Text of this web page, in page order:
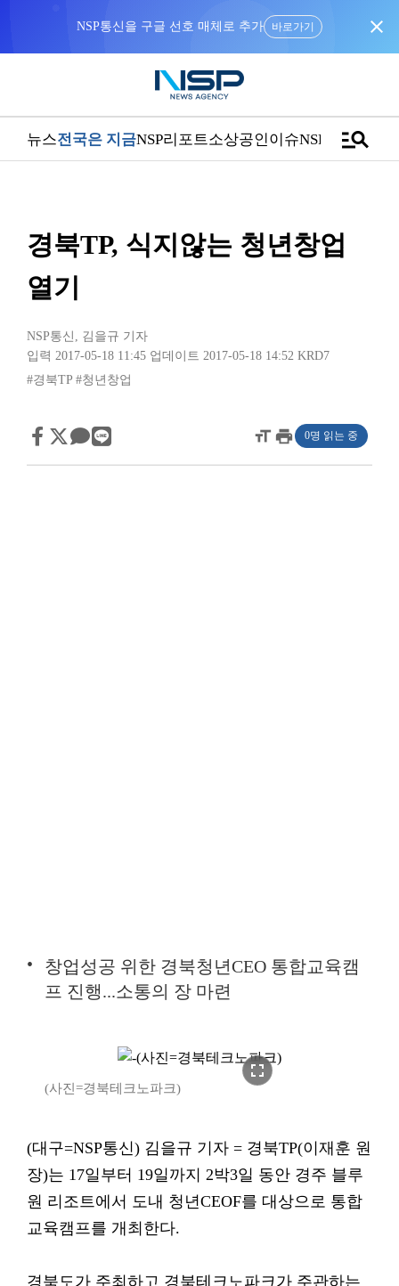
NSP통신을 구글 선호 매체로 추가 바로가기 close
뉴스전국은 지금NSP리포트소상공인이슈NSPTVmanage_search
경북TP, 식지않는 청년창업
열기
NSP통신 , 김을규 기자
입력 2017-05-18 11:45 업데이트 2017-05-18 14:52 KRD7
#경북TP #청년창업
format_sizeprint 0명 읽는 중
창업성공 위한 경북청년CEO 통합교육캠
프 진행...소통의 장 마련
fullscreen
(사진=경북테크노파크)
(대구=NSP통신) 김을규 기자 = 경북TP(이재훈 원
장)는 17일부터 19일까지 2박3일 동안 경주 블루
원 리조트에서 도내 청년CEOF를 대상으로 통합
교육캠프를 개최한다.
경북도가 주최하고 경북테크노파크가 주관하는